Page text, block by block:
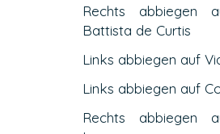
Rechts abbiegen
Battista de Curtis
Links abbiegen auf
Links abbiegen auf
Rechts abbiegen